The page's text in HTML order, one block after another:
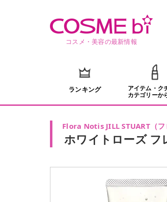
コスメ・美容の最新情報
ランキング
アイテム・ク
カテゴリーか
Flora Notis JILL STUART（
ホワイトローズ